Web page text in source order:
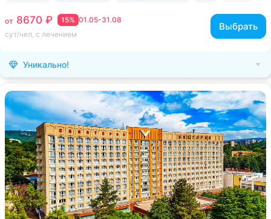
01.05-31.08
15%
от 8670 ₽
сут/чел, с лечением
Выбрать
Уникально!